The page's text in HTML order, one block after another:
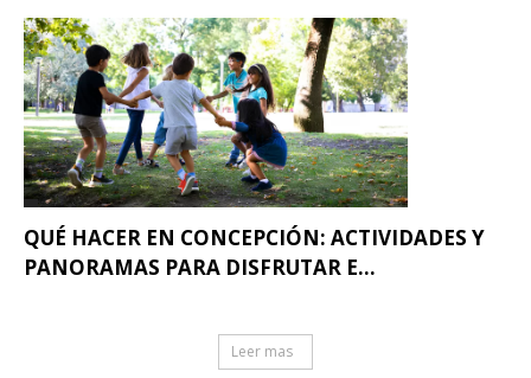
QUÉ HACER EN CONCEPCIÓN: ACTIVIDADES Y
PANORAMAS PARA DISFRUTAR E...
Leer mas